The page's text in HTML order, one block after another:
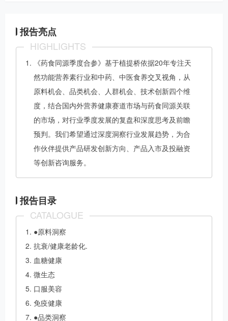
报告亮点
《药食同源季度合参》基于植提桥依据20年专注天
然功能营养素行业和中药、中医食养交叉视角，从
原料机会、品类机会、人群机会、技术创新四个维
度，结合国内外营养健康赛道市场与药食同源关联
的市场，对行业季度发展的复盘和深度思考及前瞻
预判。我们希望通过深度洞察行业发展趋势，为合
作伙伴提供产品研发创新方向、产品入市及投融资
等创新咨询服务。
HIGHLIGHTS
报告目录
●原料洞察
抗衰/健康老龄化.
血糖健康
微生态
口服美容
免疫健康
●品类洞察
CATALOGUE